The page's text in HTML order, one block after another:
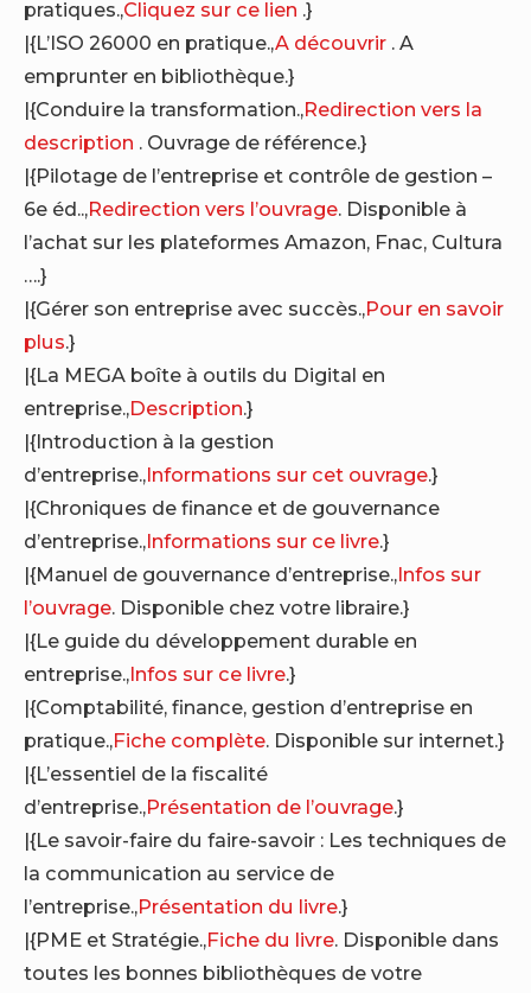
pratiques.,Cliquez sur ce lien .}
|{L’ISO 26000 en pratique.,A découvrir . A
emprunter en bibliothèque.}
|{Conduire la transformation.,Redirection vers la
description . Ouvrage de référence.}
|{Pilotage de l’entreprise et contrôle de gestion –
6e éd..,Redirection vers l’ouvrage. Disponible à
l’achat sur les plateformes Amazon, Fnac, Cultura
….}
|{Gérer son entreprise avec succès.,Pour en savoir
plus.}
|{La MEGA boîte à outils du Digital en
entreprise.,Description.}
|{Introduction à la gestion
d’entreprise.,Informations sur cet ouvrage.}
|{Chroniques de finance et de gouvernance
d’entreprise.,Informations sur ce livre.}
|{Manuel de gouvernance d’entreprise.,Infos sur
l’ouvrage. Disponible chez votre libraire.}
|{Le guide du développement durable en
entreprise.,Infos sur ce livre.}
|{Comptabilité, finance, gestion d’entreprise en
pratique.,Fiche complète. Disponible sur internet.}
|{L’essentiel de la fiscalité
d’entreprise.,Présentation de l’ouvrage.}
|{Le savoir-faire du faire-savoir : Les techniques de
la communication au service de
l’entreprise.,Présentation du livre.}
|{PME et Stratégie.,Fiche du livre. Disponible dans
toutes les bonnes bibliothèques de votre